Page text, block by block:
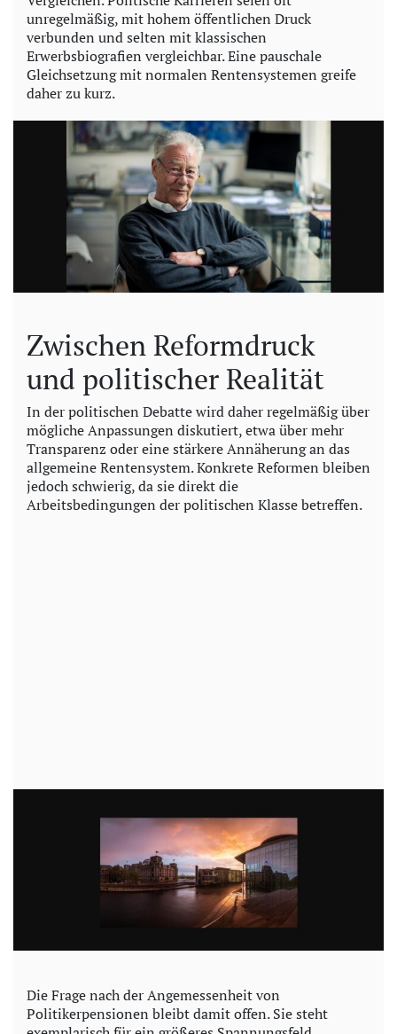
unregelmäßig, mit hohem öffentlichen Druck
verbunden und selten mit klassischen
Erwerbsbiografien vergleichbar. Eine pauschale
Gleichsetzung mit normalen Rentensystemen greife
daher zu kurz.
Zwischen Reformdruck
und politischer Realität
In der politischen Debatte wird daher regelmäßig über
mögliche Anpassungen diskutiert, etwa über mehr
Transparenz oder eine stärkere Annäherung an das
allgemeine Rentensystem. Konkrete Reformen bleiben
jedoch schwierig, da sie direkt die
Arbeitsbedingungen der politischen Klasse betreffen.
Die Frage nach der Angemessenheit von
Politikerpensionen bleibt damit offen. Sie steht